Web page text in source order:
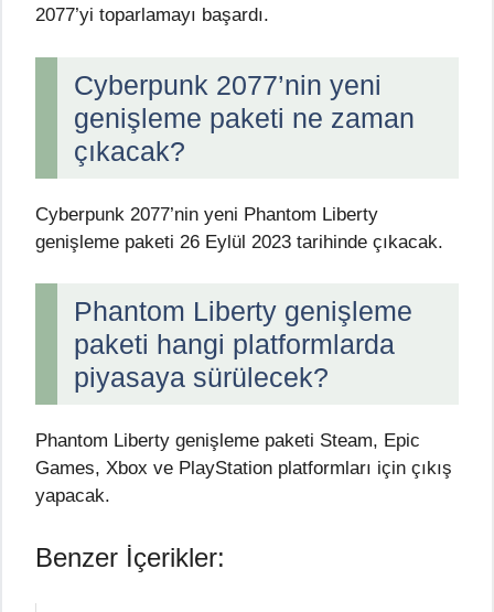
2077’yi toparlamayı başardı.
Cyberpunk 2077’nin yeni
genişleme paketi ne zaman
çıkacak?
Cyberpunk 2077’nin yeni Phantom Liberty
genişleme paketi 26 Eylül 2023 tarihinde çıkacak.
Phantom Liberty genişleme
paketi hangi platformlarda
piyasaya sürülecek?
Phantom Liberty genişleme paketi Steam, Epic
Games, Xbox ve PlayStation platformları için çıkış
yapacak.
Benzer İçerikler: